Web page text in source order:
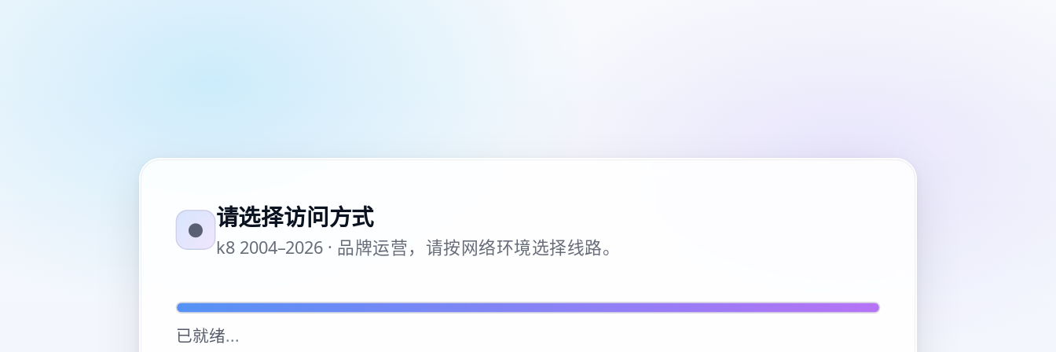
● 请选择访问方式
k8 2004–2026 · 品牌运营，请按网络环境选择线路。
已就绪...